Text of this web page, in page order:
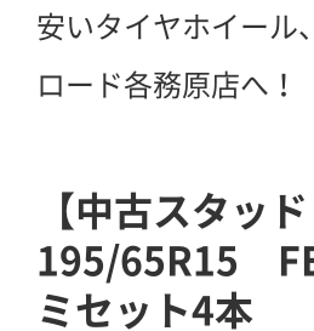
安いタイヤホイール
ロード各務原店へ！
【中古スタッ
195/65R15
ミセット4本